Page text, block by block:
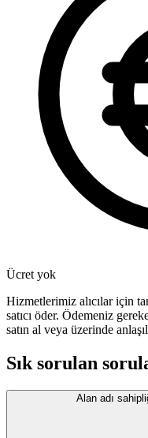
Ücret yok
Hizmetlerimiz alıcılar için
satıcı öder. Ödemeniz
satın al veya üzerinde
Sık sorulan
Alan adı